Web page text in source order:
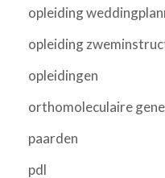
opleiding
opleiding
opleidingen
orthomoleculaire
paarden
pdl